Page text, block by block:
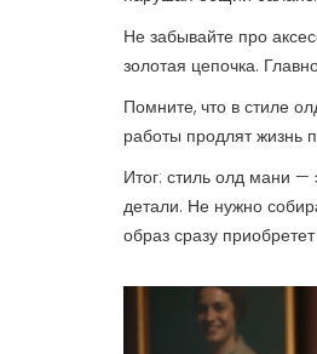
Не забывайте про
золотая цепочка.
Помните, что в стиле
работы продлят жизнь
Итог: стиль олд мани —
детали. Не нужно
образ сразу